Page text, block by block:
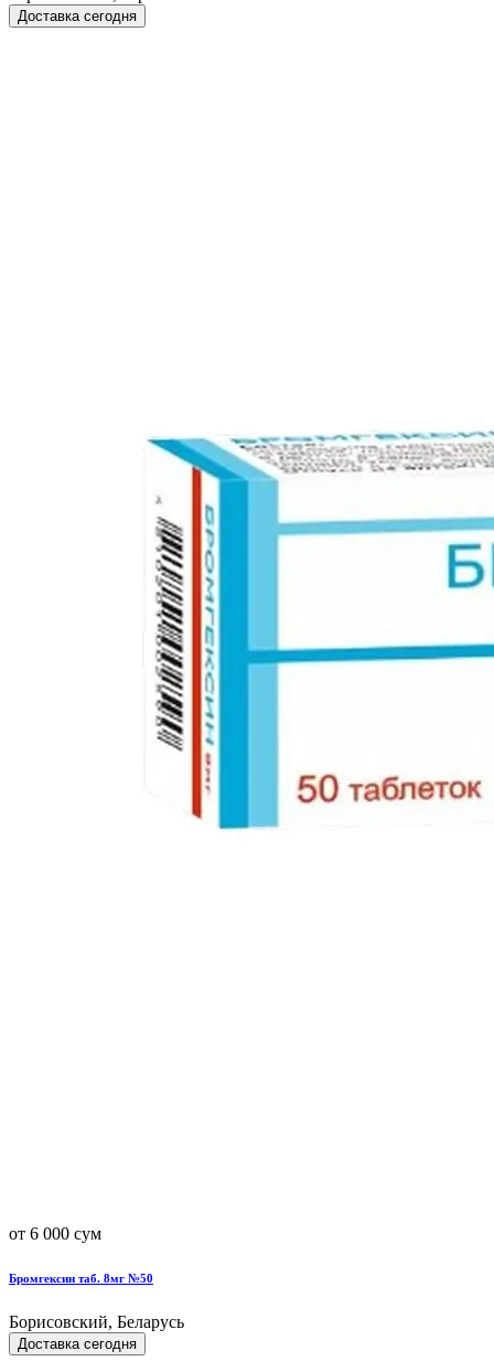
Доставка сегодня
от 6 000 сум
Бромгексин таб. 8мг №50
Борисовский, Беларусь
Доставка сегодня